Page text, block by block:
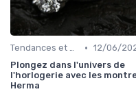
Tendances et Conseils de Style • 12/06/
Plongez dans l'univers de
l'horlogerie avec les
Herma